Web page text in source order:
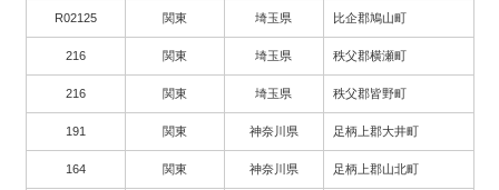
R02125 関東 埼玉県 比企郡鳩山町
216 関東 埼玉県 秩父郡横瀬町
216 関東 埼玉県 秩父郡皆野町
191 関東 神奈川県 足柄上郡大井町
164 関東 神奈川県 足柄上郡山北町